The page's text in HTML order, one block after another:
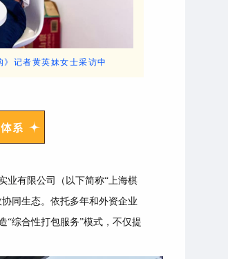
记者黄英妹女士采访中
系
业有限公司（以下简称“上海棋
同生态。依托多年和外资企业
“综合性打包服务”模式，不仅提